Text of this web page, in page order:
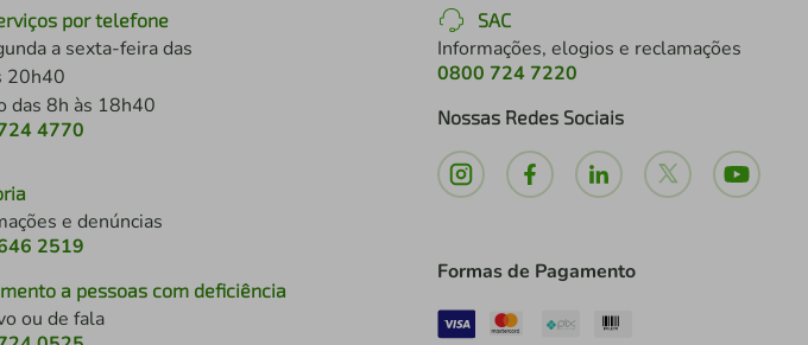
por telefone
a sexta-feira das
20h40
das 8h às 18h40
4770
e denúncias
2519
a pessoas com deficiência
ou de fala
SAC
Informações, elogios e reclamações
0800 724 7220
Nossas Redes Sociais
Formas de Pagamento